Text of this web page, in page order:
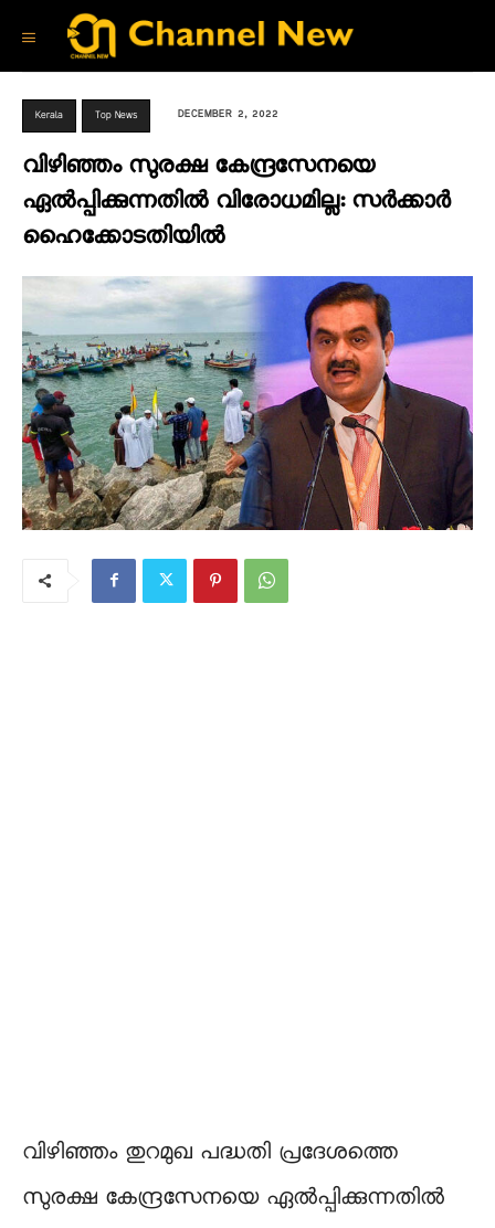
Kerala Top News DECEMBER 2, 2022
വിഴിഞ്ഞം സുരക്ഷ കേന്ദ്രസേനയെ
ഏൽപ്പിക്കുന്നതിൽ വിരോധമില്ല: സർക്കാർ
ഹൈക്കോടതിയിൽ
വിഴിഞ്ഞം തുറമുഖ പദ്ധതി പ്രദേശത്തെ
സുരക്ഷ കേന്ദ്രസേനയെ ഏൽപ്പിക്കുന്നതിൽ